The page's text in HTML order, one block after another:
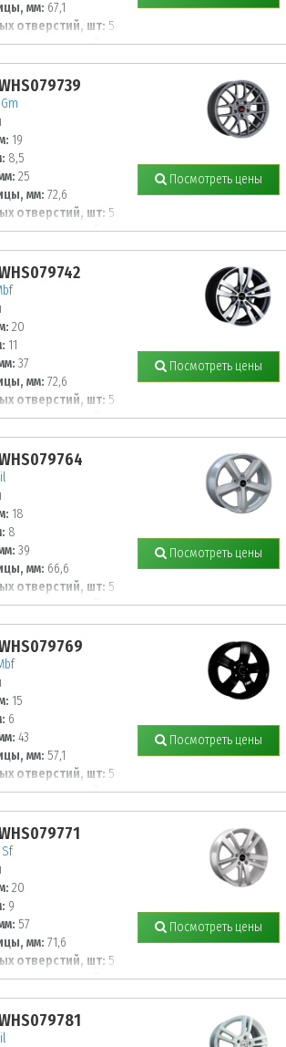
мм: 67,1
отверстий, шт: 5
отверстий, мм:
19
8,5
25
мм: 72,6
отверстий, шт: 5
отверстий, мм:
Посмотреть цены
20
11
37
мм: 72,6
отверстий, шт: 5
отверстий, мм:
Посмотреть цены
18
8
39
мм: 66,6
отверстий, шт: 5
отверстий, мм:
Посмотреть цены
15
6
43
мм: 57,1
отверстий, шт: 5
отверстий, мм:
Посмотреть цены
20
9
57
мм: 71,6
отверстий, шт: 5
отверстий, мм:
Посмотреть цены